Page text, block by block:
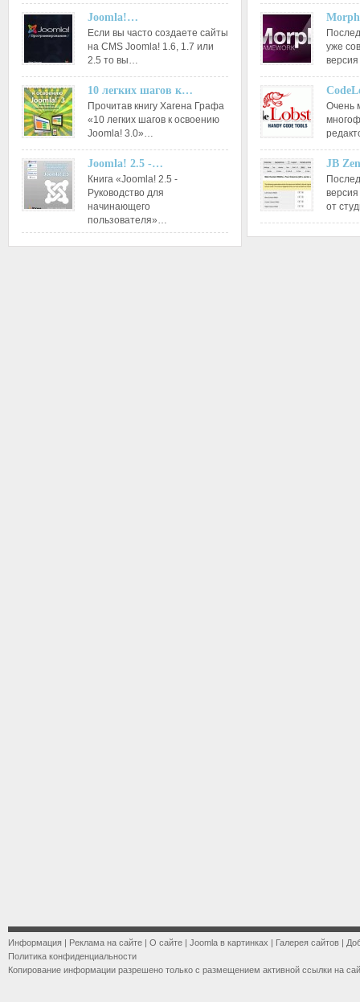
Joomla!…
Если вы часто создаете сайты
на CMS Joomla! 1.6, 1.7 или
2.5 то вы…
10 легких шагов к…
Прочитав книгу Хагена Графа
«10 легких шагов к освоению
Joomla! 3.0»…
Joomla! 2.5 -…
Книга «Joomla! 2.5 -
Руководство для
начинающего
пользователя»…
уже
Очень
JB
от
Информация | Реклама на сайте | О сайте | Joomla в картинках | Галерея сайтов |
Политика конфиденциальности
Копирование информации разрешено только с размещением активной ссылки на